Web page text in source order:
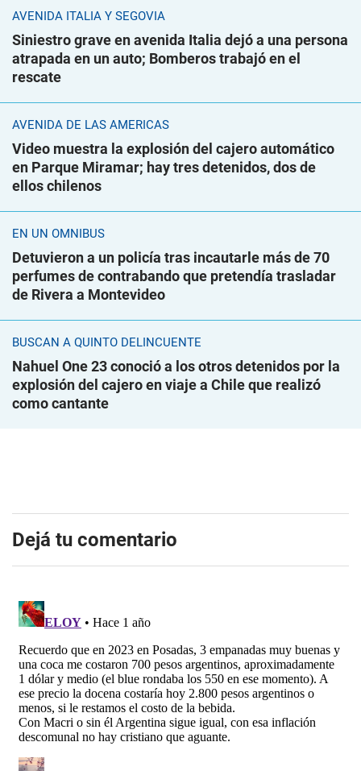
AVENIDA ITALIA Y SEGOVIA
Siniestro grave en avenida Italia dejó a una persona
atrapada en un auto; Bomberos trabajó en el
rescate
AVENIDA DE LAS AMÉRICAS
Video muestra la explosión del cajero automático
en Parque Miramar; hay tres detenidos, dos de
ellos chilenos
EN UN ÓMNIBUS
Detuvieron a un policía tras incautarle más de 70
perfumes de contrabando que pretendía trasladar
de Rivera a Montevideo
BUSCAN A QUINTO DELINCUENTE
Nahuel One 23 conoció a los otros detenidos por la
explosión del cajero en viaje a Chile que realizó
como cantante
Dejá tu comentario